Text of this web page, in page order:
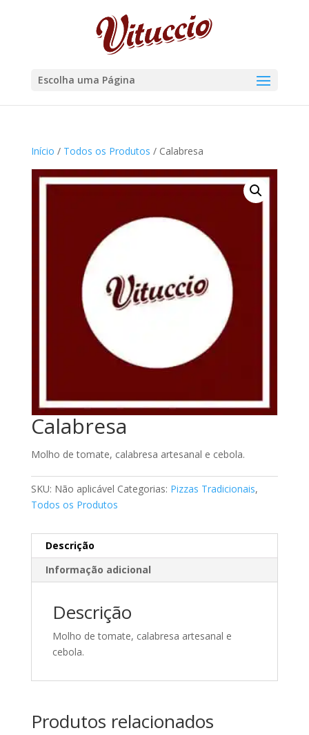
Escolha uma Página
Início / Todos os Produtos / Calabresa
Calabresa
Molho de tomate, calabresa artesanal e cebola.
SKU: Não aplicável Categorias: Pizzas Tradicionais,
Todos os Produtos
Descrição
Informação adicional
Descrição
Molho de tomate, calabresa artesanal e
cebola.
Produtos relacionados